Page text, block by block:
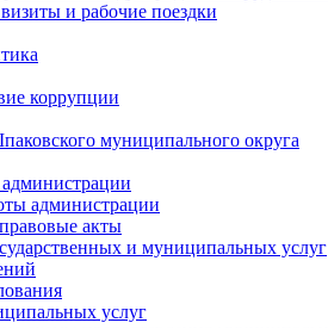
и рабочие поездки
коррупции
муниципального округа
администрации
акты
и муниципальных услуг
услуг